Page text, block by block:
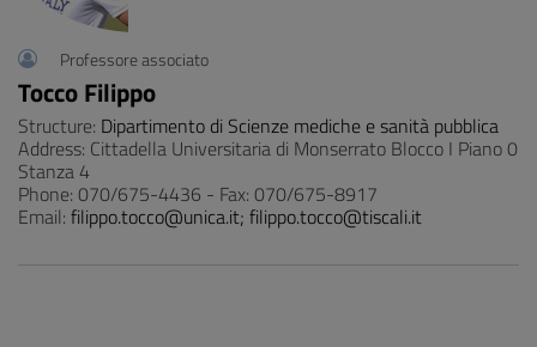
Professore associato
Tocco Filippo
Structure: Dipartimento di Scienze mediche e sanità pubblica
Address: Cittadella Universitaria di Monserrato Blocco I Piano 0
Stanza 4
Phone: 070/675-4436 - Fax: 070/675-8917
Email: filippo.tocco@unica.it; filippo.tocco@tiscali.it